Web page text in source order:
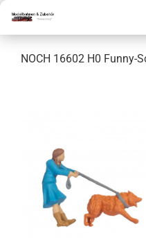
NOCH 16602 H0 Funny-